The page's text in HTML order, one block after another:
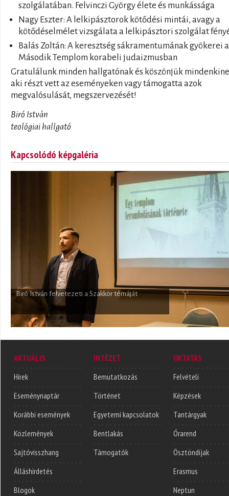
szolgálatában. Felvinczi György élete és munkássága
Nagy Eszter: A lelkipásztorok kötődési mintái, avagy a
kötődéselmélet vizsgálata a lelkipásztori szolgálat
Balás Zoltán: A keresztség sákramentumának gyökerei a
Második Templom korabeli judaizmusban
Gratulálunk minden hallgatónak és köszönjük
aki részt vett az eseményeken vagy támogatta azok
megvalósulását, megszervezését!
Biró István
teológiai hallgató
Kapcsolódó képgaléria
Biró István felvetezeti a Szakkör témáját
A Szakkör hallgatósága
AKTUÁLIS
Hírek
Eseménynaptár
Korábbi események
Közlemények
Sajtóvisszhang
Álláshirdetés
Blogok
INTÉZET
Bemutatkozás
Történet
Egyetemi kapcsolatok
Bentlakás
Támogatók
OKTATÁS
Felvételi
Képzések
Tantárgyak
Órarend
Ösztöndíjak
Erasmus
Neptun